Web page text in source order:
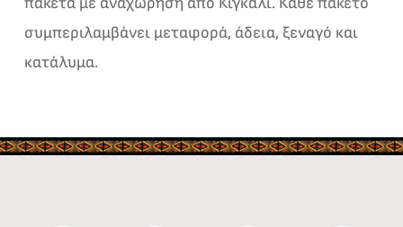
συμπεριλαμβάνει μεταφορά, άδεια, ξεναγό και
κατάλυμα.